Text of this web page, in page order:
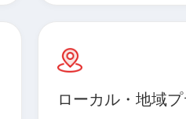
ローカル・地域